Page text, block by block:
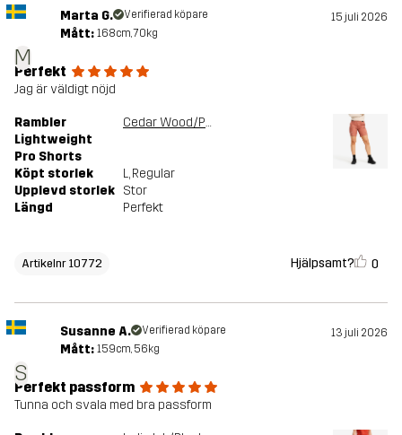
M
Marta G. Verifierad köpare 15 juli 2026
Mått: 168cm, 70kg
Perfekt
Jag är väldigt nöjd
Rambler
Lightweight
Pro Shorts
Cedar Wood/Pink Mahogany
Köpt storlek L, Regular
Upplevd storlek Stor
Längd
Perfekt
Artikelnr 10772 Hjälpsamt? 0
S
Susanne A. Verifierad köpare 13 juli 2026
Mått: 159cm, 56kg
Perfekt passform
Tunna och svala med bra passform